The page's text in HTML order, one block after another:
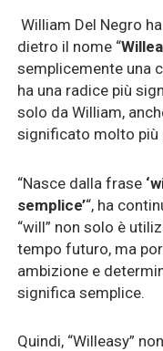
William Del Negro
dietro il nome “
semplicemente una
ha una radice più
solo da William,
significato molto più
“Nasce dalla frase
semplice’“, ha
“will” non solo è
tempo futuro, ma
ambizione e
significa semplice.
Quindi, “Willeasy”